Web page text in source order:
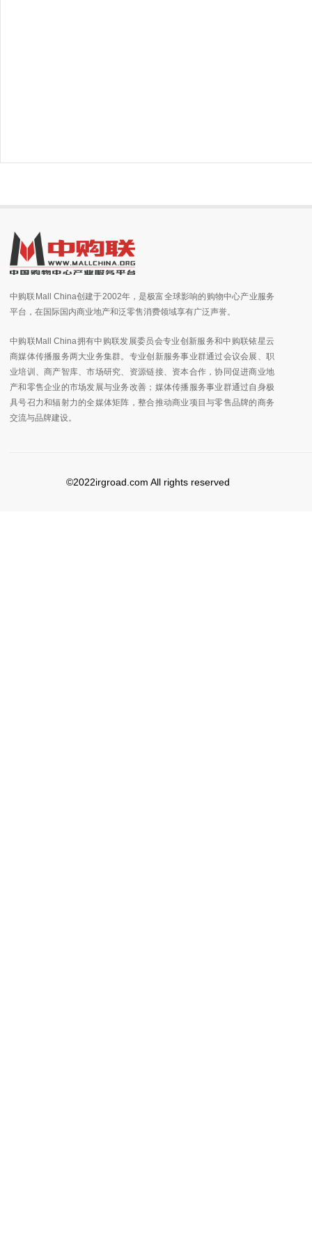
中购联Mall China创建于2002年，是极富全球影响的购物中心产业服务
平台，在国际国内商业地产和泛零售消费领域享有广泛声誉。
中购联Mall China拥有中购联发展委员会专业创新服务和中购联铱星云
商媒体传播服务两大业务集群。专业创新服务事业群通过会议会展、职
业培训、商产智库、市场研究、资源链接、资本合作，协同促进商业地
产和零售企业的市场发展与业务改善；媒体传播服务事业群通过自身极
具号召力和辐射力的全媒体矩阵，整合推动商业项目与零售品牌的商务
交流与品牌建设。
©2022irgroad.com All rights reserved